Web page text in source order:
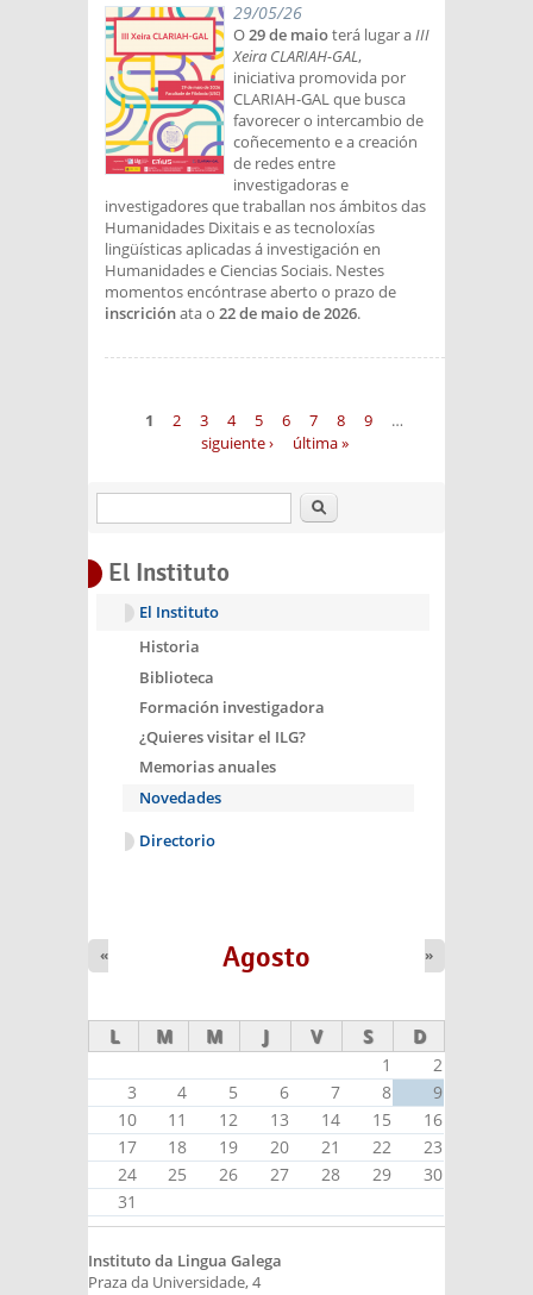
29/05/26
O29 de maioterá lugar aIII
Xeira CLARIAH-GAL,
iniciativa promovida por
CLARIAH-GAL que busca
favorecer o intercambio de
coñecemento e a creación
de redes entre
investigadoras e
investigadores que traballan nos ámbitos das
Humanidades Dixitais e as tecnoloxías
lingüísticas aplicadas á investigación en
Humanidades e Ciencias Sociais. Nestes
momentos encóntrase aberto o prazo de
inscriciónata o 22 de maio de 2026.
Páginas
1 2 3 4 5 6 7 8 9
…
siguiente ›
última »
Buscar
El Instituto
El Instituto
Historia
Biblioteca
Formación investigadora
¿Quieres visitar el ILG?
Memorias anuales
Novedades
Directorio
Agosto
« »
L M M J V S D
1
2
3
4 5 6 7 8
9
10
11 12 13 14 15
16
17
18 19 20 21 22
23
24
25 26 27 28 29
30
31
Instituto da Lingua Galega
Praza da Universidade, 4